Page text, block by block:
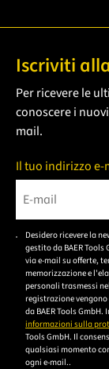
Iscriviti
Per ricevere le
conoscere i
mail.
Il tuo indirizzo e-
Bitte geben Sie
Desidero ricevere la
gestito da BAER Tools
via e-mail su offerte,
memorizzazione e
personali trasmessi
registrazione
da BAER Tools
informazioni sulla
Tools GmbH. Il
qualsiasi momento
ogni e-mail..